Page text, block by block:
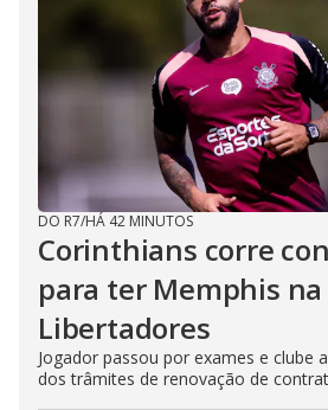
DO R7/HÁ 42 MINUTOS
Corinthians corre
para ter Memphis na
Libertadores
Jogador passou por exames e clube
dos trâmites de renovação de